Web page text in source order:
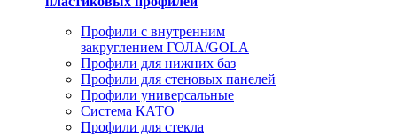
Профили с внутренним
закруглением ГОЛА/GOLA
Профили для нижних баз
Профили для стеновых панелей
Профили универсальные
Система КАТО
Профили для стекла